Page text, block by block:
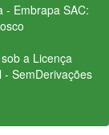
- Embrapa SAC:
a Licença
SemDerivações